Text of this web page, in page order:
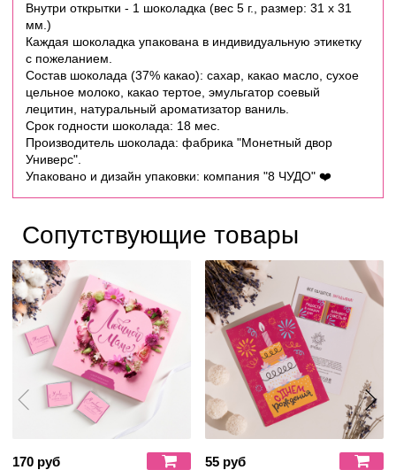
Внутри открытки - 1 шоколадка (вес 5 г., размер: 31 х 31
мм.)
Каждая шоколадка упакована в индивидуальную этикетку
с пожеланием.
Состав шоколада (37% какао): сахар, какао масло, сухое
цельное молоко, какао тертое, эмульгатор соевый
лецитин, натуральный ароматизатор ваниль.
Срок годности шоколада: 18 мес.
Производитель шоколада: фабрика "Монетный двор
Универс".
Упаковано и дизайн упаковки: компания "8 ЧУДО" ❤️
Сопутствующие товары
170 руб 55 руб